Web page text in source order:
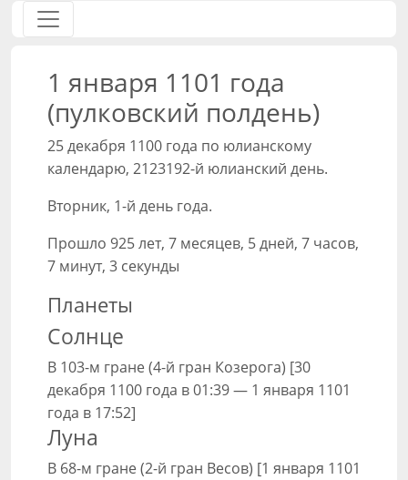
1 января 1101 года
(пулковский полдень)
25 декабря 1100 года по юлианскому
календарю, 2123192-й юлианский день.
Вторник, 1-й день года.
Прошло 925 лет, 7 месяцев, 5 дней, 7 часов,
7 минут, 3 секунды
Планеты
Солнце
В 103-м гране (4-й гран Козерога) [30
декабря 1100 года в 01:39 — 1 января 1101
года в 17:52]
Луна
В 68-м гране (2-й гран Весов) [1 января 1101